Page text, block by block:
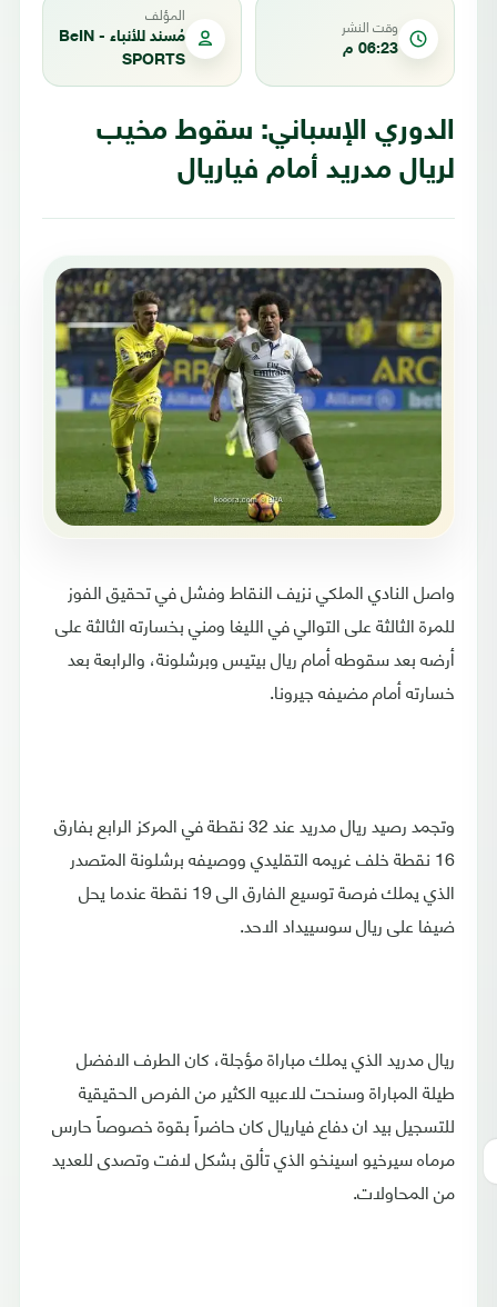
وقت النشر
06:23 م
المؤلف
مُسند للأنباء - BeIN
SPORTS
الدوري الإسباني: سقوط مخيب
لريال مدريد أمام فياريال
واصل النادي الملكي نزيف النقاط وفشل في تحقيق الفوز
للمرة الثالثة على التوالي في الليغا ومني بخسارته الثالثة على
أرضه بعد سقوطه أمام ريال بيتيس وبرشلونة، والرابعة بعد
خسارته أمام مضيفه جيرونا.
وتجمد رصيد ريال مدريد عند 32 نقطة في المركز الرابع بفارق
16 نقطة خلف غريمه التقليدي ووصيفه برشلونة المتصدر
الذي يملك فرصة توسيع الفارق الى 19 نقطة عندما يحل
ضيفا على ريال سوسييداد الاحد.
ريال مدريد الذي يملك مباراة مؤجلة، كان الطرف الافضل
طيلة المباراة وسنحت للاعبيه الكثير من الفرص الحقيقية
للتسجيل بيد ان دفاع فياريال كان حاضراً بقوة خصوصاً حارس
مرماه سيرخيو اسينخو الذي تألق بشكل لافت وتصدى للعديد
من المحاولات.